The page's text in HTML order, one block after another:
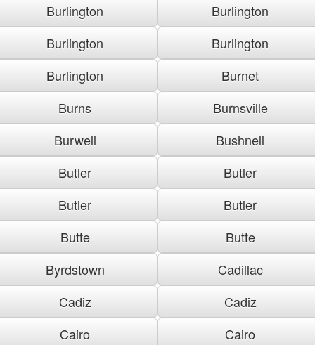
Burlington
Burlington
Burlington
Burlington
Burlington
Burnet
Burns
Burnsville
Burwell
Bushnell
Butler
Butler
Butler
Butler
Butte
Butte
Byrdstown
Cadillac
Cadiz
Cadiz
Cairo
Cairo